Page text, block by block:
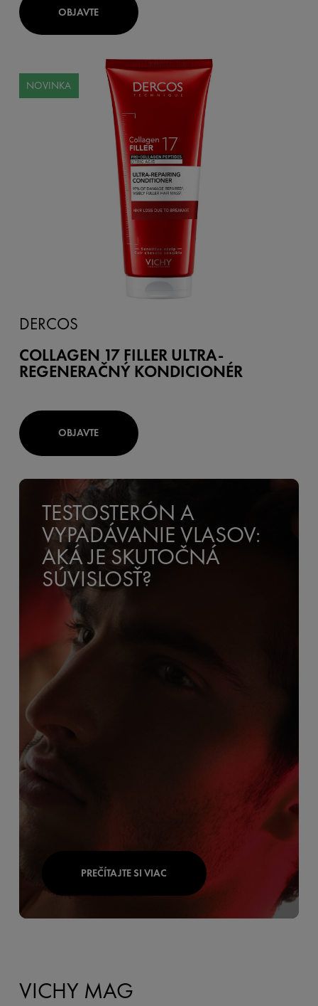
OBJAVTE
NOVINKA
DERCOS
COLLAGEN 17 FILLER ULTRA-
REGENERAČNÝ KONDICIONÉR
OBJAVTE
TESTOSTERÓN A
VYPADÁVANIE VLASOV:
AKÁ JE SKUTOČNÁ
SÚVISLOSŤ?
PREČÍTAJTE SI VIAC
VICHY MAG